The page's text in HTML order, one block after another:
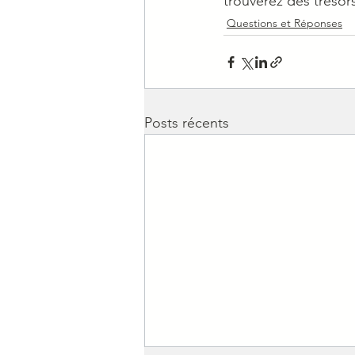
Questions et Réponses
Posts récents